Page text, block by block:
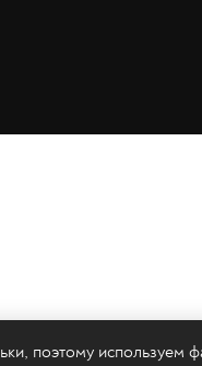
поэтому используем